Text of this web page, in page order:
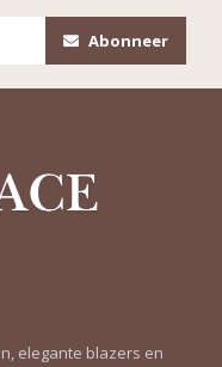
Abonneer
elegante blazers en